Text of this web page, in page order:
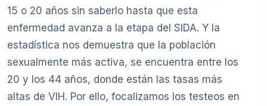
15 o 20 años sin saberlo hasta que esta
enfermedad avanza a la etapa del SIDA. Y la
estadística nos demuestra que la población
sexualmente más activa, se encuentra entre los
20 y los 44 años, donde están las tasas más
altas de VIH. Por ello, focalizamos los testeos en